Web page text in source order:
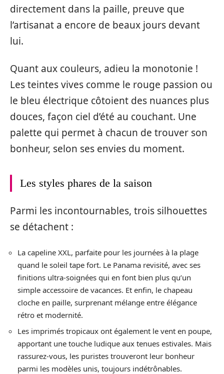
directement dans la paille, preuve que
l’artisanat a encore de beaux jours devant
lui.
Quant aux couleurs, adieu la monotonie !
Les teintes vives comme le rouge passion ou
le bleu électrique côtoient des nuances plus
douces, façon ciel d’été au couchant. Une
palette qui permet à chacun de trouver son
bonheur, selon ses envies du moment.
Les styles phares de la saison
Parmi les incontournables, trois silhouettes
se détachent :
La capeline XXL, parfaite pour les journées à la plage
quand le soleil tape fort. Le Panama revisité, avec ses
finitions ultra-soignées qui en font bien plus qu’un
simple accessoire de vacances. Et enfin, le chapeau
cloche en paille, surprenant mélange entre élégance
rétro et modernité.
Les imprimés tropicaux ont également le vent en poupe,
apportant une touche ludique aux tenues estivales. Mais
rassurez-vous, les puristes trouveront leur bonheur
parmi les modèles unis, toujours indétrônables.